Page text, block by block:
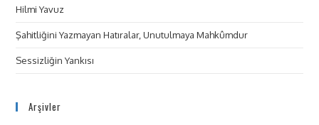
Hilmi Yavuz
Şahitliğini Yazmayan Hatıralar, Unutulmaya Mahkûmdur
Sessizliğin Yankısı
Arşivler